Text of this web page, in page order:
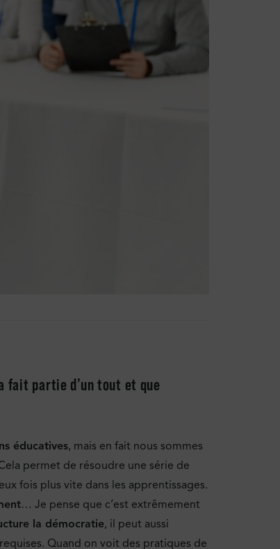
fait partie d’un tout et que
éducatives, mais en fait nous sommes
permet de résoudre une série de
fois plus vite dans les apprentissages.
… Je pense que c’est extrêmement
la démocratie, il peut aussi
Quand on voit des pratiques de